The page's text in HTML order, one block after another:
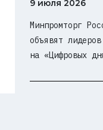
9 июля 2026
Минпромторг
объявят
на «Цифровых